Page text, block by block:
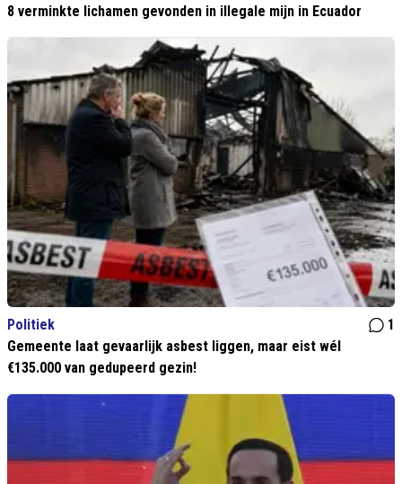
8 verminkte lichamen gevonden in illegale mijn in Ecuador
Politiek
1
Gemeente laat gevaarlijk asbest liggen, maar eist wél
€135.000 van gedupeerd gezin!